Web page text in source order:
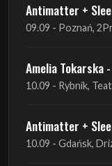
10.09 - Rybnik,
Antimatter +
Antimatter +
11.09 - Warszawa,